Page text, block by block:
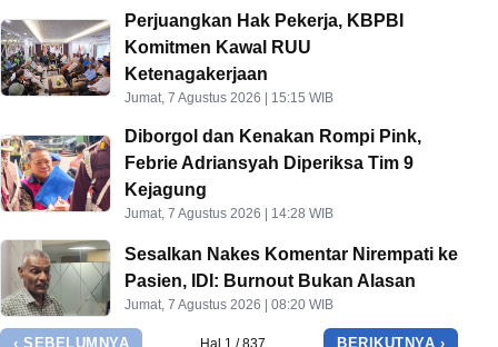
Perjuangkan Hak Pekerja, KBPBI
Komitmen Kawal RUU
Ketenagakerjaan
Jumat, 7 Agustus 2026 | 15:15 WIB
Diborgol dan Kenakan Rompi Pink,
Febrie Adriansyah Diperiksa Tim 9
Kejagung
Jumat, 7 Agustus 2026 | 14:28 WIB
Sesalkan Nakes Komentar Nirempati ke
Pasien, IDI: Burnout Bukan Alasan
Jumat, 7 Agustus 2026 | 08:20 WIB
‹ SEBELUMNYA Hal 1 / 837 BERIKUTNYA ›